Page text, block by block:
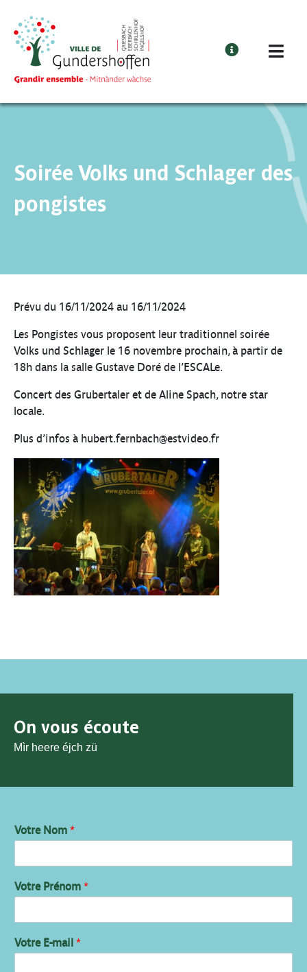
Soirée Volks und Schlager des
pongistes
Prévu du 16/11/2024 au 16/11/2024
Les Pongistes vous proposent leur traditionnel soirée
Volks und Schlager le 16 novembre prochain, à partir de
18h dans la salle Gustave Doré de l’ESCALe.
Concert des Grubertaler et de Aline Spach, notre star
locale.
Plus d’infos à hubert.fernbach@estvideo.fr
On vous écoute
Mìr heere éjch zü
Votre Nom *
Votre Prénom *
Votre E-mail *